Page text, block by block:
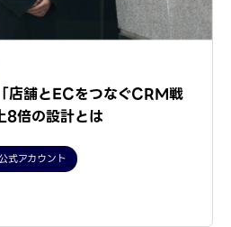
店舗とECをつなぐCRM戦
倍の設計とは
式アカウント